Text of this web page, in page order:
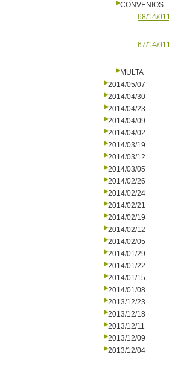
CONVENIOS
68/14/
67/14/
MULTA
2014/05/07
2014/04/30
2014/04/23
2014/04/09
2014/04/02
2014/03/19
2014/03/12
2014/03/05
2014/02/26
2014/02/24
2014/02/21
2014/02/19
2014/02/12
2014/02/05
2014/01/29
2014/01/22
2014/01/15
2014/01/08
2013/12/23
2013/12/18
2013/12/11
2013/12/09
2013/12/04